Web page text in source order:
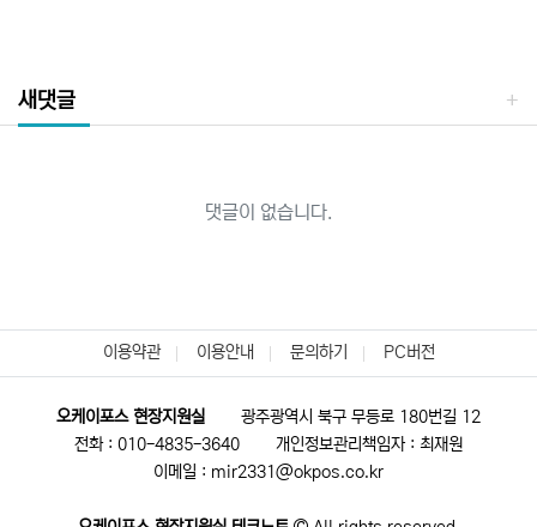
새댓글
댓글이 없습니다.
이용약관 이용안내 문의하기 PC버전
오케이포스 현장지원실
광주광역시 북구 무등로 180번길 12
전화 : 010-4835-3640
개인정보관리책임자 : 최재원
이메일 : mir2331@okpos.co.kr